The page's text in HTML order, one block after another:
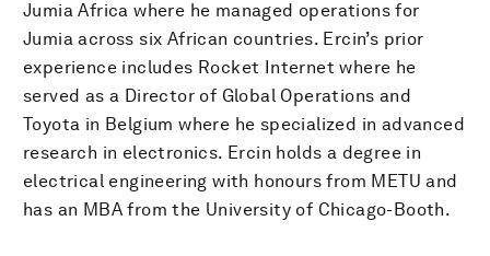
Jumia Africa where he managed operations for
Jumia across six African countries. Ercin’s prior
experience includes Rocket Internet where he
served as a Director of Global Operations and
Toyota in Belgium where he specialized in advanced
research in electronics. Ercin holds a degree in
electrical engineering with honours from METU and
has an MBA from the University of Chicago-Booth.